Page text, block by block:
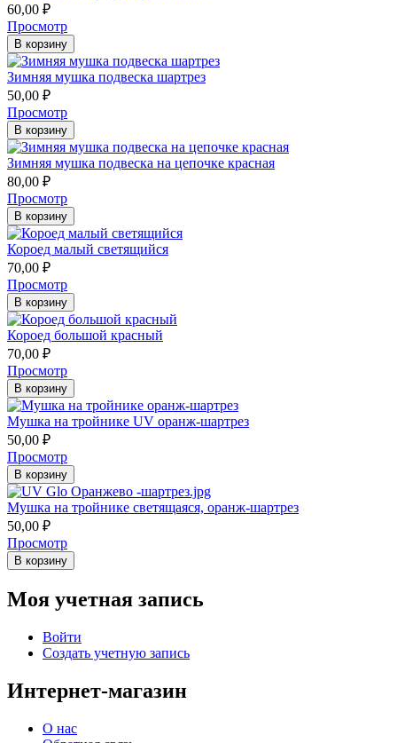
60,00 ₽
Просмотр
В корзину
Зимняя мушка подвеска шартрез
50,00 ₽
Просмотр
В корзину
Зимняя мушка подвеска на цепочке красная
80,00 ₽
Просмотр
В корзину
Короед малый светящийся
70,00 ₽
Просмотр
В корзину
Короед большой красный
70,00 ₽
Просмотр
В корзину
Мушка на тройнике UV оранж-шартрез
50,00 ₽
Просмотр
В корзину
Мушка на тройнике светящаяся, оранж-шартрез
50,00 ₽
Просмотр
В корзину
Моя учетная запись
Войти
Создать учетную запись
Интернет-магазин
О нас